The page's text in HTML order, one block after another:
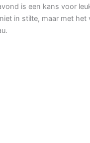
is een kans voor
in stilte, maar met het